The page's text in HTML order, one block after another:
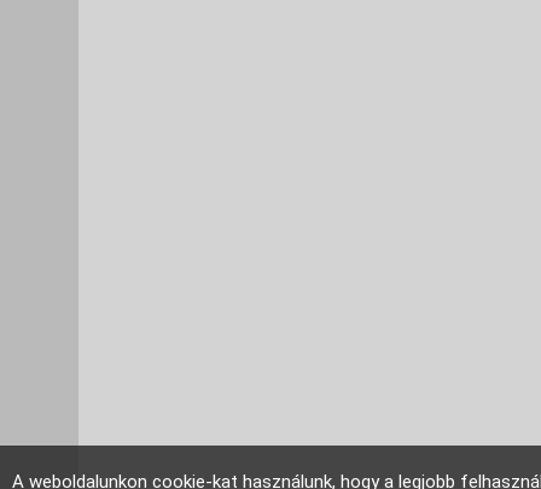
A weboldalunkon cookie-kat használunk, hogy a legjobb